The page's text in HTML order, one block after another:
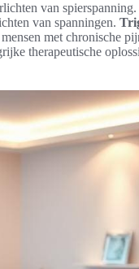
van spierspanning.
van spanningen.
met chronische
therapeutische